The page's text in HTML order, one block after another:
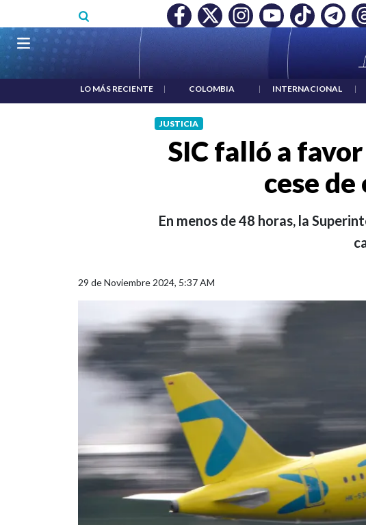
MÍNIMO NO DESTRUYÓ EMPLEO: JP MORGAN | "HABLAR NO ES UN
Navegación principal
LO MÁS RECIENTE | COLOMBIA | INTERNACIONAL |
JUSTICIA
SIC falló a
cese
En menos de 48 horas, la
29 de Noviembre 2024, 5:37 AM